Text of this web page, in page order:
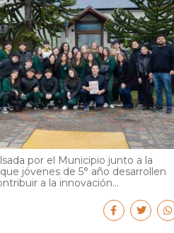
por el Municipio junto a la
jóvenes de 5° año desarrollen
a la innovación...